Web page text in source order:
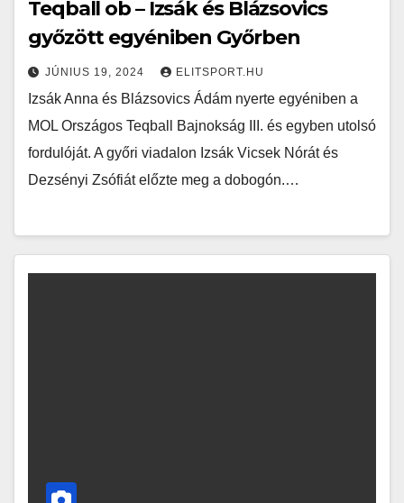
Teqball ob – Izsák és Blázsovics
győzött egyéniben Győrben
JÚNIUS 19, 2024 ELITSPORT.HU
Izsák Anna és Blázsovics Ádám nyerte egyéniben a
MOL Országos Teqball Bajnokság III. és egyben utolsó
fordulóját. A győri viadalon Izsák Vicsek Nórát és
Dezsényi Zsófiát előzte meg a dobogón.…